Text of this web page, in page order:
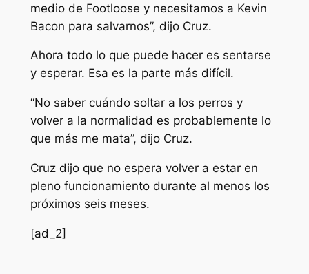
medio de Footloose y necesitamos a Kevin
Bacon para salvarnos”, dijo Cruz.
Ahora todo lo que puede hacer es sentarse
y esperar. Esa es la parte más difícil.
“No saber cuándo soltar a los perros y
volver a la normalidad es probablemente lo
que más me mata”, dijo Cruz.
Cruz dijo que no espera volver a estar en
pleno funcionamiento durante al menos los
próximos seis meses.
[ad_2]